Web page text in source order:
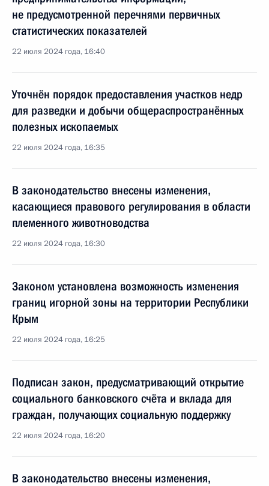
не предусмотренной перечнями первичных
статистических показателей
22 июля 2024 года, 16:40
Уточнён порядок предоставления участков недр
для разведки и добычи общераспространённых
полезных ископаемых
22 июля 2024 года, 16:35
В законодательство внесены изменения,
касающиеся правового регулирования в области
племенного животноводства
22 июля 2024 года, 16:30
Законом установлена возможность изменения
границ игорной зоны на территории Республики
Крым
22 июля 2024 года, 16:25
Подписан закон, предусматривающий открытие
социального банковского счёта и вклада для
граждан, получающих социальную поддержку
22 июля 2024 года, 16:20
В законодательство внесены изменения,